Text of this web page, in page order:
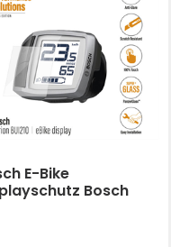
E-Bike
Bosch